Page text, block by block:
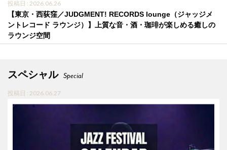
投稿日 : 2026.06.26
【東京・西荻窪／JUDGMENT! RECORDS lounge（ジャッジメ
ントレコード ラウンジ）】上質な音・酒・珈琲が楽しめる癒しの
ラウンジ空間
スペシャル Special
投稿日 : 2026.06.27